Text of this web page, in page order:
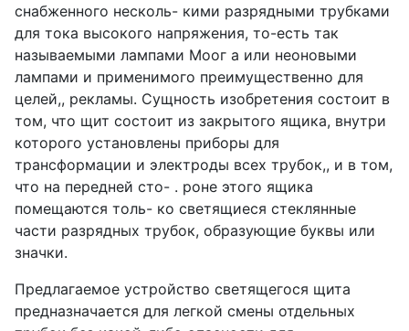
снабженного несколь- кими разрядными трубками
для тока высокого напряжения, то-есть так
называемыми лампами Моог а или неоновыми
лампами и применимого преимущественно для
целей,, рекламы. Сущность изобретения состоит в
том, что щит состоит из закрытого ящика, внутри
которого установлены приборы для
трансформации и электроды всех трубок,, и в том,
что на передней сто- . роне этого ящика
помещаются толь- ко светящиеся стеклянные
части разрядных трубок, образующие буквы или
значки.
Предлагаемое устройство светящегося щита
предназначается для легкой смены отдельных